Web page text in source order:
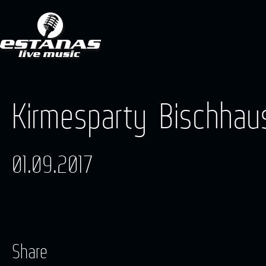
Kirmesparty
01.09.2017
Share